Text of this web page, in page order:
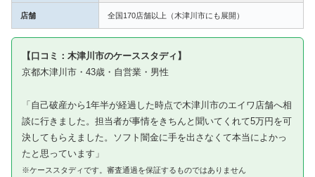
店舗 全国170店舗以上（木津川市にも展開）
【口コミ：木津川市のケーススタディ】
京都木津川市・43歳・自営業・男性
「自己破産から1年半が経過した時点で木津川市のエイワ店舗へ相
談に行きました。担当者が事情をきちんと聞いてくれて5万円を可
決してもらえました。ソフト闇金に手を出さなくて本当によかっ
たと思っています」
※ケーススタディです。審査通過を保証するものではありません